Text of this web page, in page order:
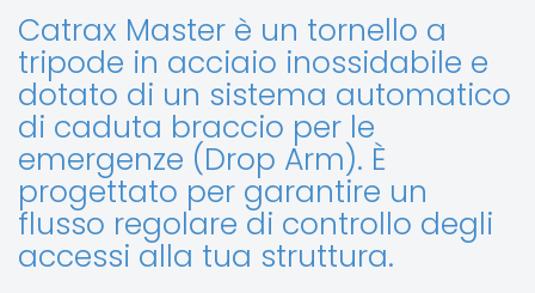
Catrax Master è un tornello a
tripode in acciaio inossidabile e
dotato di un sistema automatico
di caduta braccio per le
emergenze (Drop Arm). È
progettato per garantire un
flusso regolare di controllo degli
accessi alla tua struttura.